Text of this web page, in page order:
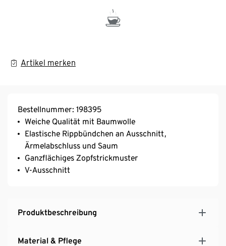
Artikel merken
Bestellnummer: 198395
Weiche Qualität mit Baumwolle
Elastische Rippbündchen an Ausschnitt,
Ärmelabschluss und Saum
Ganzflächiges Zopfstrickmuster
V-Ausschnitt
Produktbeschreibung
Material & Pflege